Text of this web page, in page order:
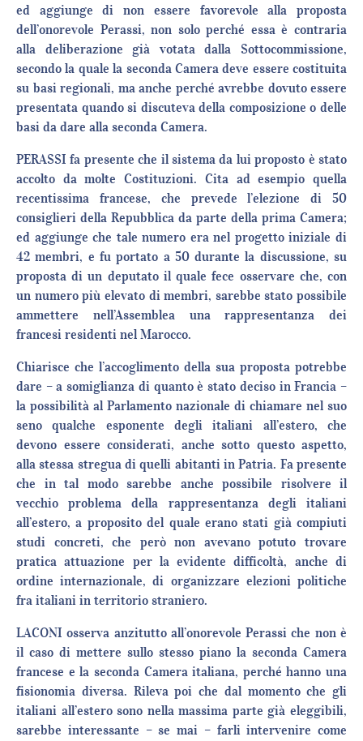
ed aggiunge di non essere favorevole alla proposta
dell’onorevole Perassi, non solo perché essa è contraria
alla deliberazione già votata dalla Sottocommissione,
secondo la quale la seconda Camera deve essere costituita
su basi regionali, ma anche perché avrebbe dovuto essere
presentata quando si discuteva della composizione o delle
basi da dare alla seconda Camera.
PERASSI fa presente che il sistema da lui proposto è stato
accolto da molte Costituzioni. Cita ad esempio quella
recentissima francese, che prevede l’elezione di 50
consiglieri della Repubblica da parte della prima Camera;
ed aggiunge che tale numero era nel progetto iniziale di
42 membri, e fu portato a 50 durante la discussione, su
proposta di un deputato il quale fece osservare che, con
un numero più elevato di membri, sarebbe stato possibile
ammettere nell’Assemblea una rappresentanza dei
francesi residenti nel Marocco.
Chiarisce che l’accoglimento della sua proposta potrebbe
dare – a somiglianza di quanto è stato deciso in Francia –
la possibilità al Parlamento nazionale di chiamare nel suo
seno qualche esponente degli italiani all’estero, che
devono essere considerati, anche sotto questo aspetto,
alla stessa stregua di quelli abitanti in Patria. Fa presente
che in tal modo sarebbe anche possibile risolvere il
vecchio problema della rappresentanza degli italiani
all’estero, a proposito del quale erano stati già compiuti
studi concreti, che però non avevano potuto trovare
pratica attuazione per la evidente difficoltà, anche di
ordine internazionale, di organizzare elezioni politiche
fra italiani in territorio straniero.
LACONI osserva anzitutto all’onorevole Perassi che non è
il caso di mettere sullo stesso piano la seconda Camera
francese e la seconda Camera italiana, perché hanno una
fisionomia diversa. Rileva poi che dal momento che gli
italiani all’estero sono nella massima parte già eleggibili,
sarebbe interessante – se mai – farli intervenire come